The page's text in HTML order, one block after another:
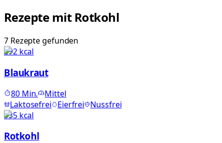
Rezepte mit Rotkohl
7 Rezeptegefunden
292kcal
Blaukraut
80Min.
Mittel
Laktosefrei
Eierfrei
Nussfrei
335kcal
Rotkohl